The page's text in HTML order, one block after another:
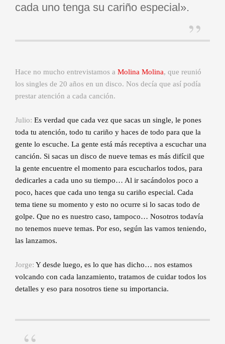
cada uno tenga su cariño especial».
Hace no mucho entrevistamos a Molina Molina, que reunió
los singles de 20 años en un disco. Nos decía que así podía
prestar atención a cada canción.
Julio: Es verdad que cada vez que sacas un single, le pones
toda tu atención, todo tu cariño y haces de todo para que la
gente lo escuche. La gente está más receptiva a escuchar una
canción. Si sacas un disco de nueve temas es más difícil que
la gente encuentre el momento para escucharlos todos, para
dedicarles a cada uno su tiempo… Al ir sacándolos poco a
poco, haces que cada uno tenga su cariño especial. Cada
tema tiene su momento y esto no ocurre si lo sacas todo de
golpe. Que no es nuestro caso, tampoco… Nosotros todavía
no tenemos nueve temas. Por eso, según las vamos teniendo,
las lanzamos.
Jorge: Y desde luego, es lo que has dicho… nos estamos
volcando con cada lanzamiento, tratamos de cuidar todos los
detalles y eso para nosotros tiene su importancia.